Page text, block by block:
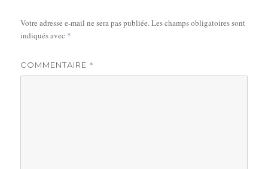
Votre adresse e-mail ne sera pas publiée.Les champs obligatoires sont
indiqués avec *
COMMENTAIRE *